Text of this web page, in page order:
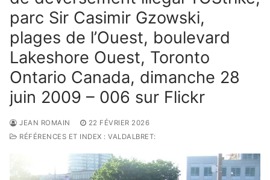
parc Sir Casimir Gzowski,
plages de l’Ouest, boulevard
Lakeshore Ouest, Toronto
Ontario Canada, dimanche 28
juin 2009 – 006 sur Flickr
JEAN ROMAIN
22 FÉVRIER 2026
RÉFÉRENCES ET INDEX : VALDALBRET: